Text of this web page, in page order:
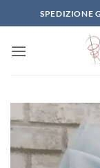
ai
SPEDIZIONE